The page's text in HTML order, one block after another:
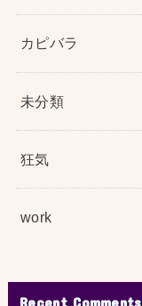
カピバラ
未分類
狂気
work
Recent Comments